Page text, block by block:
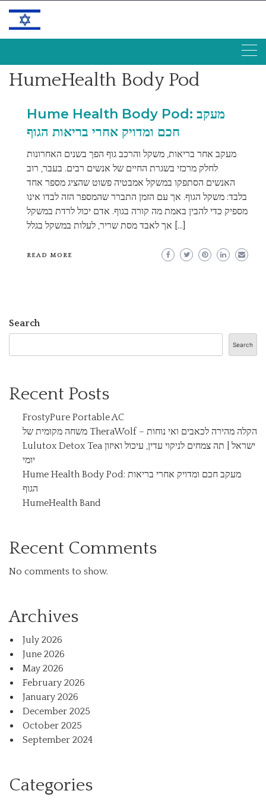
HumeHealth Body Pod
Hume Health Body Pod: מעקב
חכם ומדויק אחרי בריאות הגוף
מעקב אחר בריאות, משקל והרכב גוף הפך בשנים האחרונות
לחלק מרכזי בשגרת החיים של אנשים רבים. בעבר, רוב
האנשים הסתפקו במשקל אמבטיה פשוט שהציג מספר אחד
בלבד: משקל הגוף. אך עם הזמן התברר שהמספר הזה לבדו אינו
מספיק כדי להבין באמת מה קורה בגוף. אדם יכול לרדת במשקל
אך לאבד מסת שריר, לעלות במשקל בגלל […]
READ MORE
Search
Search
Recent Posts
FrostyPure Portable AC
משחה מקומית של TheraWolf – הקלה מהירה לכאבים ואי נוחות
Lulutox Detox Tea ישראל | תה צמחים לניקוי עדין, עיכול ואיזון
יומי
Hume Health Body Pod: מעקב חכם ומדויק אחרי בריאות
הגוף
HumeHealth Band
Recent Comments
No comments to show.
Archives
July 2026
June 2026
May 2026
February 2026
January 2026
December 2025
October 2025
September 2024
Categories